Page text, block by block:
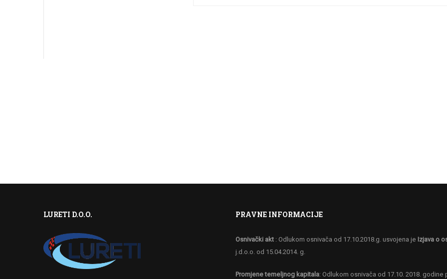
LURETI D.O.O. PRAVNE INFORMACIJE
Osnivački akt: Odlukom osnivača od 17.10.2018.g. usvojena je Izjava o
j.d.o.o. od 15.04.2014. g.
Promjene temeljnog kapitala: Odlukom osnivača od 17.10. 2018.